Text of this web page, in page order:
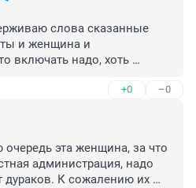
слова сказанные
и женщина и
включать надо, хоть
+0 –0
эта женщина, за что
администрация, надо
дураков. К сожалению их